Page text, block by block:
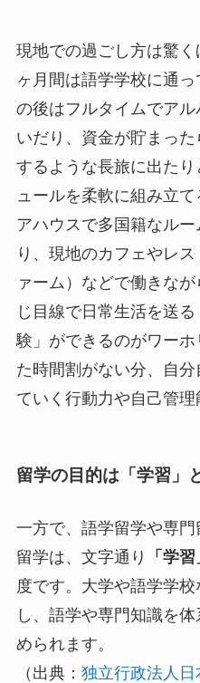
現地での過ごし方は驚
ヶ月間は語学学校に通
の後はフルタイムでア
いだり、資金が貯まっ
するような長旅に出た
ュールを柔軟に組み立
アハウスで多国籍なル
り、現地のカフェやレ
ァーム）などで働きな
じ目線で日常生活を送
験」ができるのがワー
た時間割がない分、自
ていく行動力や自己管理
留学の目的は「学習」
一方で、語学留学や専
留学は、文字通り
「学
度です。大学や語学学
し、語学や専門知識を
められます。
（出典： 独立行政法人